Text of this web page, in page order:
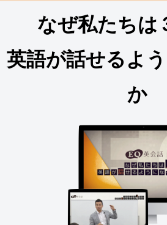
なぜ私たちは
英語が話せるよ
か